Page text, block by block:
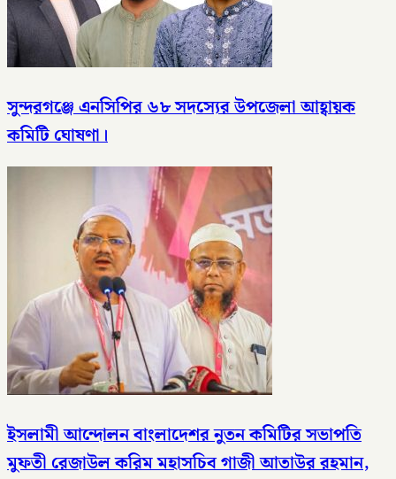
সুন্দরগঞ্জে এনসিপির ৬৮ সদস্যের উপজেলা আহ্বায়ক
কমিটি ঘোষণা।
ইসলামী আন্দোলন বাংলাদেশর নুতন কমিটির সভাপতি
মুফতী রেজাউল করিম মহাসচিব গাজী আতাউর রহমান,